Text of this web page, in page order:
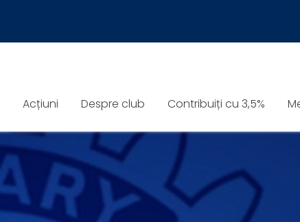
Acțiuni Despre club Contribuiți cu 3,5%